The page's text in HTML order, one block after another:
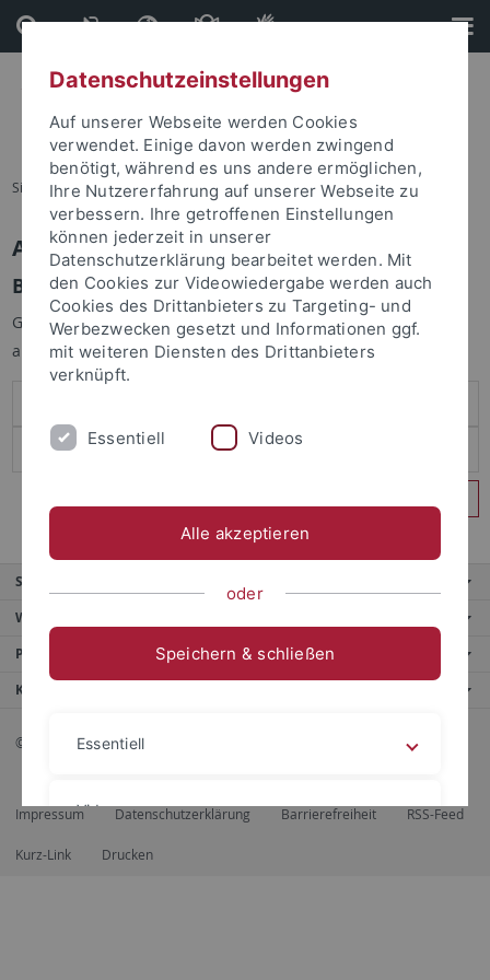
Direkt
zum
Inhalt
Direkt
zur
Fußleiste
Sie sind hier: Startseite
Anmelden
Benutzeranmeldung
Geben Sie Ihren Benutzernamen und Ihr Passwort an um sich
anzumelden:
Service
Weitere Angebote
Portale
Kontaktinfo
© 2026 Eberhard Karls Universität Tübingen, Tübingen
Impressum Datenschutzerklärung Barrierefreiheit RSS-Feed
Kurz-Link Drucken
Datenschutzeinstellungen
Auf unserer Webseite werden Cookies
verwendet. Einige davon werden zwingend
benötigt, während es uns andere ermöglichen,
Ihre Nutzererfahrung auf unserer Webseite zu
verbessern. Ihre getroffenen Einstellungen
können jederzeit in unserer
Datenschutzerklärung bearbeitet werden. Mit
den Cookies zur Videowiedergabe werden auch
Cookies des Drittanbieters zu Targeting- und
Werbezwecken gesetzt und Informationen ggf.
mit weiteren Diensten des Drittanbieters
verknüpft.
Essentiell Videos
Alle akzeptieren
oder
Speichern & schließen
Essentiell
Videos